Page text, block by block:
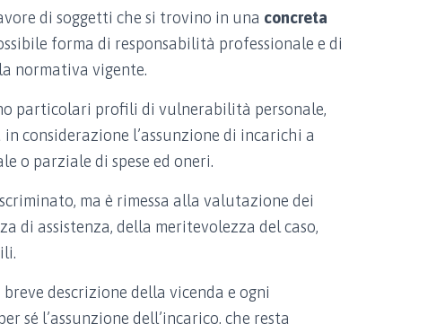
di soggetti che si trovino in una concreta
forma di responsabilità professionale e di
normativa vigente.
particolari profili di vulnerabilità personale,
considerazione l’assunzione di incarichi a
o parziale di spese ed oneri.
ma è rimessa alla valutazione dei
di assistenza, della meritevolezza del caso,
descrizione della vicenda e ogni
sé l’assunzione dell’incarico, che resta